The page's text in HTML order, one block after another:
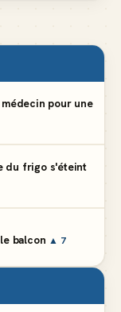
pour une
du frigo s'éteint
balcon ▲ 7
▲ 5